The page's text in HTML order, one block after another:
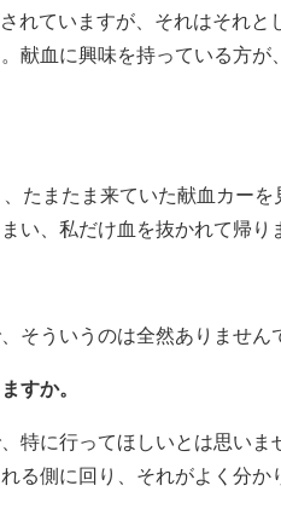
れていますが、それはそれと
献血に興味を持っている方が
たまたま来ていた献血カーを
い、私だけ血を抜かれて帰り
そういうのは全然ありません
すか。
特に行ってほしいとは思いま
る側に回り、それがよく分か